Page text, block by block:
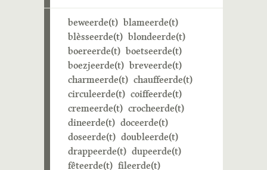
beweerde(t) blameerde(t)
blèsseerde(t) blondeerde(t)
boereerde(t) boetseerde(t)
boezjeerde(t) breveerde(t)
charmeerde(t) chauffeerde(t)
circuleerde(t) coiffeerde(t)
cremeerde(t) crocheerde(t)
dineerde(t) doceerde(t)
doseerde(t) doubleerde(t)
drappeerde(t) dupeerde(t)
fêteerde(t) fileerde(t)